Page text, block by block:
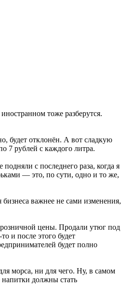
тоже разберутся.
будет отклонён. А вот сладкую
7 рублей с каждого литра.
с последнего раза, когда я
— это, по сути, одно и то же,
бизнеса важнее не сами изменения,
цены. Продали утюг под
и после этого будет
будет полно
морса, ни для чего. Ну, в самом
напитки должны стать